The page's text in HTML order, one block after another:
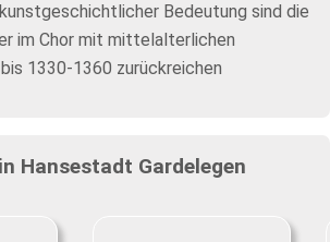
Bedeutung sind die
im Chor mit mittelalterlichen
1330-1360 zurückreichen
Hansestadt Gardelegen